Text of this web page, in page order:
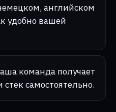
английском
удобно вашей
команда получает
стек самостоятельно.